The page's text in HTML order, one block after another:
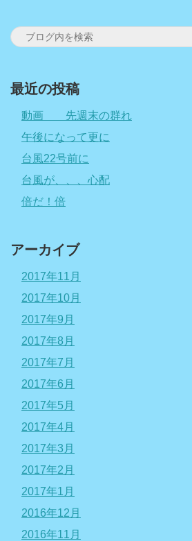
最近の投稿
動画 先週末の群れ
午後になって更に
台風22号前に
台風が、、、心配
倍だ！倍
アーカイブ
2017年11月
2017年10月
2017年9月
2017年8月
2017年7月
2017年6月
2017年5月
2017年4月
2017年3月
2017年2月
2017年1月
2016年12月
2016年11月